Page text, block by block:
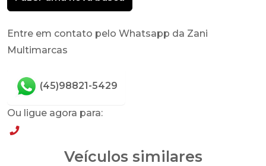
Entre em contato pelo Whatsapp da Zani
Multimarcas
(45)98821-5429
Ou ligue agora para:
Veículos similares